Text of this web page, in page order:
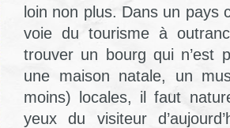
loin non plus. Dans un pays
voie du tourisme à
trouver un bourg qui n’est
une maison natale, un
moins) locales, il faut
yeux du visiteur